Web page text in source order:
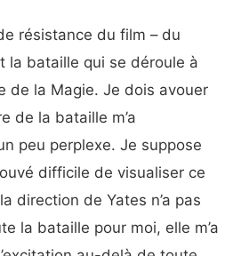
résistance du film – du
la bataille qui se déroule à
de la Magie. Je dois avouer
de la bataille m’a
peu perplexe. Je suppose
difficile de visualiser ce
direction de Yates n’a pas
la bataille pour moi, elle m’a